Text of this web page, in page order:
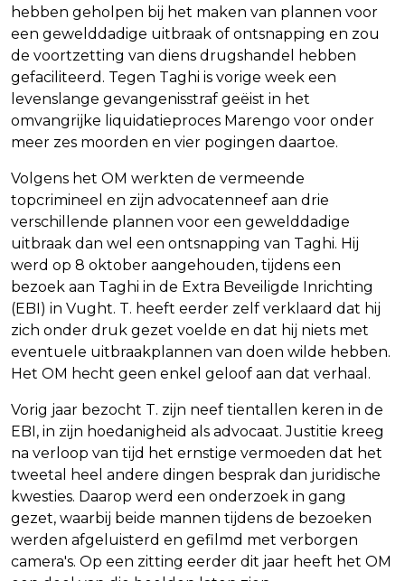
hebben geholpen bij het maken van plannen voor
een gewelddadige uitbraak of ontsnapping en zou
de voortzetting van diens drugshandel hebben
gefaciliteerd. Tegen Taghi is vorige week een
levenslange gevangenisstraf geëist in het
omvangrijke liquidatieproces Marengo voor onder
meer zes moorden en vier pogingen daartoe.
Volgens het OM werkten de vermeende
topcrimineel en zijn advocatenneef aan drie
verschillende plannen voor een gewelddadige
uitbraak dan wel een ontsnapping van Taghi. Hij
werd op 8 oktober aangehouden, tijdens een
bezoek aan Taghi in de Extra Beveiligde Inrichting
(EBI) in Vught. T. heeft eerder zelf verklaard dat hij
zich onder druk gezet voelde en dat hij niets met
eventuele uitbraakplannen van doen wilde hebben.
Het OM hecht geen enkel geloof aan dat verhaal.
Vorig jaar bezocht T. zijn neef tientallen keren in de
EBI, in zijn hoedanigheid als advocaat. Justitie kreeg
na verloop van tijd het ernstige vermoeden dat het
tweetal heel andere dingen besprak dan juridische
kwesties. Daarop werd een onderzoek in gang
gezet, waarbij beide mannen tijdens de bezoeken
werden afgeluisterd en gefilmd met verborgen
camera's. Op een zitting eerder dit jaar heeft het OM